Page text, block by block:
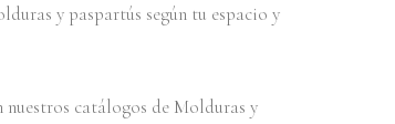
y paspartús según tu espacio y
nuestros catálogos de Molduras y